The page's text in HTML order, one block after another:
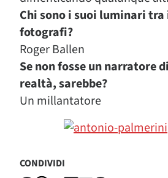
Chi sono i suoi luminari tra
fotografi?
Roger Ballen
Se non fosse un narratore
realtà, sarebbe?
Un millantatore
CONDIVIDI